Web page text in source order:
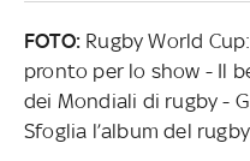
FOTO:Rugby World
pronto per lo show - Il
dei Mondiali di rugby -
Sfoglia l’album del rugby